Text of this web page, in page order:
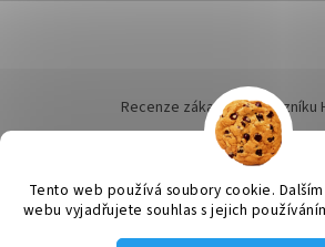
Tento web používá soubory cookie.
webu vyjadřujete souhlas s jejich
í
Recenze zákazníků dotazníku
Vytvořil Shoptet